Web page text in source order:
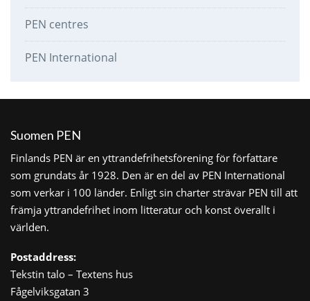
PEN centres
PEN International
Suomen PEN
Finlands PEN är en yttrandefrihetsförening för författare
som grundats år 1928. Den är en del av PEN International
som verkar i 100 länder. Enligt sin charter strävar PEN till att
främja yttrandefrihet inom litteratur och konst överallt i
världen.
Postaddress:
Tekstin talo – Textens hus
Fågelviksgatan 3